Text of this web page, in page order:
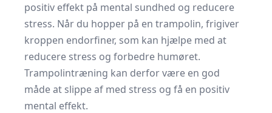
positiv effekt på mental sundhed og reducere
stress. Når du hopper på en trampolin, frigiver
kroppen endorfiner, som kan hjælpe med at
reducere stress og forbedre humøret.
Trampolintræning kan derfor være en god
måde at slippe af med stress og få en positiv
mental effekt.